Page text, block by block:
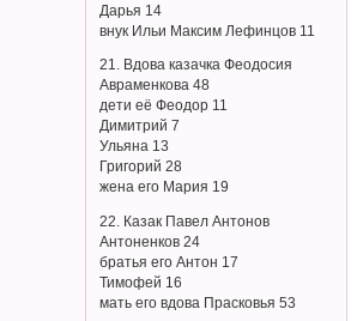
Дарья 14
внук Ильи Максим Лефинцов 11
21. Вдова казачка Феодосия
Авраменкова 48
дети её Феодор 11
Димитрий 7
Ульяна 13
Григорий 28
жена его Мария 19
22. Казак Павел Антонов
Антоненков 24
братья его Антон 17
Тимофей 16
мать его вдова Прасковья 53